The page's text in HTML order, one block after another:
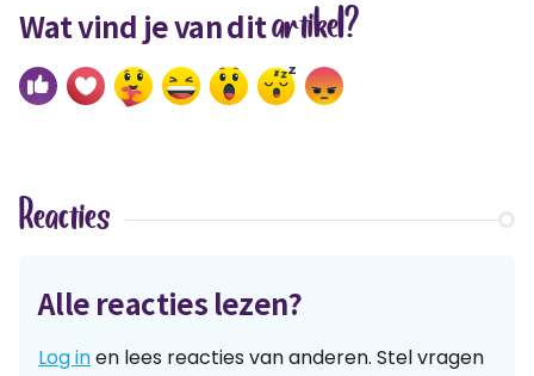
Wat vind je van ditartikel?
Reacties
Alle reacties lezen?
Log inen lees reacties van anderen. Stel vragen